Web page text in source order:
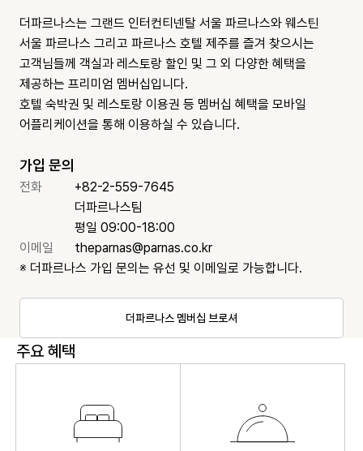
더파르나스는 그랜드 인터컨티넨탈 서울 파르나스와 웨스틴
서울 파르나스 그리고 파르나스 호텔 제주를 즐겨 찾으시는
고객님들께 객실과 레스토랑 할인 및 그 외 다양한 혜택을
제공하는 프리미엄 멤버십입니다.
호텔 숙박권 및 레스토랑 이용권 등 멤버십 혜택을 모바일
어플리케이션을 통해 이용하실 수 있습니다.
가입 문의
전화
+82-2-559-7645
더파르나스팀
평일 09:00-18:00
이메일
theparnas@parnas.co.kr
※ 더파르나스 가입 문의는 유선 및 이메일로 가능합니다.
더파르나스 멤버십 브로셔
주요 혜택